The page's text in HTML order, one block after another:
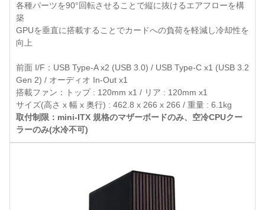
各種パーツを90°回転させることで縦に抜けるエアフローを構
築
GPUを垂直に搭載することでカードへの負荷を軽減し冷却性を
向上
前面 I/F：USB Type-A x2 (USB 3.0) / USB Type-C x1 (USB 3.2
Gen 2) / オーディオ In-Out x1
搭載ファン：トップ : 120mm x1 / リア : 120mm x1
サイズ(高さ x 幅 x 奥行) : 462.8 x 266 x 266 / 重量 : 6.1kg
取付制限：mini-ITX 規格のマザーボードのみ、空冷CPUクー
ラーのみ(水冷不可)